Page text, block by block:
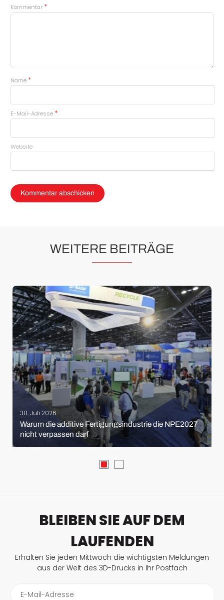
Kommentar *
Name *
E-Mail-Adresse *
Website
WEITERE BEITRÄGE
30. Juli 2026
Warum die additive Fertigungsindustrie die NPE2027
nicht verpassen darf
BLEIBEN SIE AUF DEM
LAUFENDEN
Erhalten Sie jeden Mittwoch die wichtigsten Meldungen
aus der Welt des 3D-Drucks in Ihr Postfach
E-Mail-Adresse